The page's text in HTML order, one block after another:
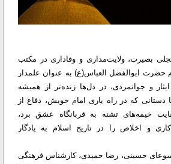
بصیرت، ولایت‌مداری و وفاداری در مکتب
حضرت ابوالفضل العباس(ع) به عنوان علمدار
و جوانمردی، در دل‌ها زنده‌تر از همیشه
که در راه یاری امام خویش، دفاع از
خیمه‌های تشنه به قربانگاه عشق برد،
و اخلاص را در تاریخ اسلام به یادگار
حسینی، رضا حمیدی، کارشناس فرهنگی